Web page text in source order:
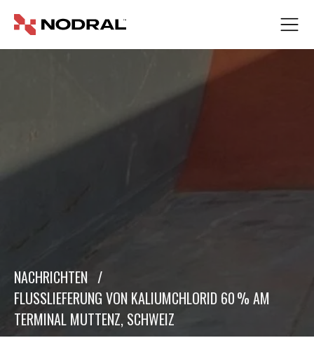
NACHRICHTEN /
FLUSSLIEFERUNG VON KALIUMCHLORID 60 % AM
TERMINAL MUTTENZ, SCHWEIZ